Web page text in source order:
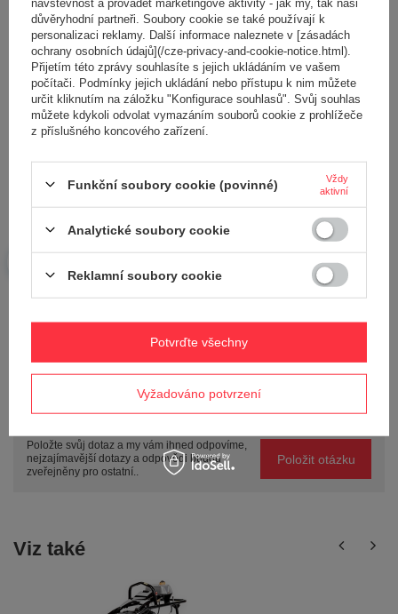
Přidejte vlastní obrázek produktu:
Váš e-mail
POLOŽIT OTÁZKU
Položte svůj dotaz a my vám ihned odpovíme,
nejzajímavější dotazy a odpovědi budou
zveřejněny pro ostatní..
Položit otázku
Viz také
důvěryhodní partneři. Soubory cookie se také používají k
personalizaci reklamy. Další informace naleznete v [zásadách
ochrany osobních údajů](/cze-privacy-and-cookie-notice.html).
Přijetím této zprávy souhlasíte s jejich ukládáním ve vašem
počítači. Podmínky jejich ukládání nebo přístupu k nim můžete
určit kliknutím na záložku "Konfigurace souhlasů". Svůj souhlas
můžete kdykoli odvolat vymazáním souborů cookie z prohlížeče
z příslušného koncového zařízení.
Funkční soubory cookie (povinné)
Vždy
aktivní
Analytické soubory cookie
Reklamní soubory cookie
Vyžadováno potvrzení
Potvrďte všechny